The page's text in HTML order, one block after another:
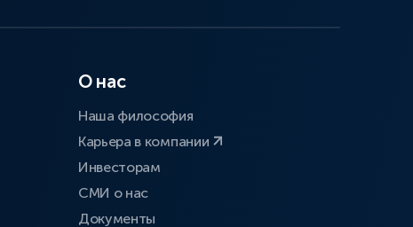
О нас
Наша философия
Карьера в компании
Инвесторам
СМИ о нас
Документы